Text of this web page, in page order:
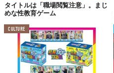
タイトルは「職場閲覧注意」。まじ
めな性教育ゲーム
CULTURE